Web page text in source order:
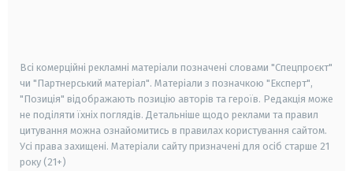
Всі комерційні рекламні матеріали позначені словами "Спецпроєкт"
чи "Партнерський матеріал". Матеріали з позначкою "Експерт",
"Позиція" відображають позицію авторів та героїв. Редакція може
не поділяти їхніх поглядів. Детальніше щодо реклами та правил
цитування можна ознайомитись в правилах користування сайтом.
Усі права захищені. Матеріали сайту призначені для осіб старше 21
року (21+)